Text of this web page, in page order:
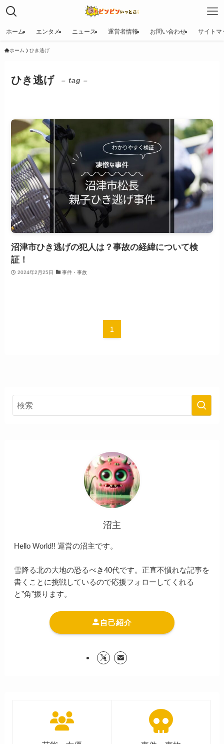
ホーム エンタメ ニュース 運営者情報 お問い合わせ サイトマ
ホーム ひき逃げ
ひき逃げ – tag –
沼津市ひき逃げの犯人は？事故の経緯について検
証！
2024年2月25日 事件・事故
1
沼主
Hello World!! 運営の沼主です。
雪降る北の大地の恐るべき40代です。正直不慣れな記事を
書くことに挑戦しているので応援フォローしてくれる
と”角”振ります。
自己紹介